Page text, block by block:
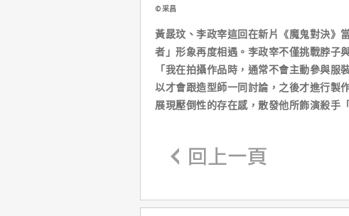
©采昌
黃晸玟、李政宰這回在新片《魔鬼對決》
者」形象再度相遇。李政宰不僅挑戰脖子
「我在拍攝作品時，通常不會主動參與
以才會跟造型師一同討論，之後才進行製
展現壓倒性的存在感，散發他所飾演殺手